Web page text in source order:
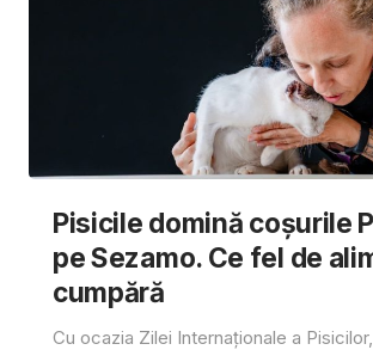
Pisicile domină coșurile
pe Sezamo. Ce fel de
cumpără
Cu ocazia Zilei Internaționale a Pisicilor,